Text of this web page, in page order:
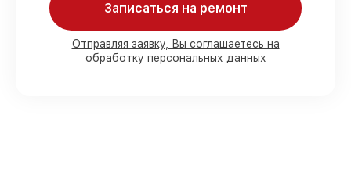
Мы гарантируем:
80%работ под контролем клиента
Записаться на ремонт
Отправляя заявку, Вы соглашаетесь на
обработку персональных данных